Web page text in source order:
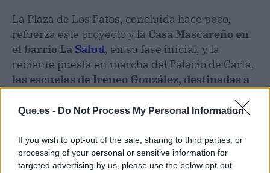
Que.es - Do Not Process My Personal Information
If you wish to opt-out of the sale, sharing to third parties, or
processing of your personal or sensitive information for
targeted advertising by us, please use the below opt-out
La Plaza de Los Patos, concluida hace poco,
refuerza este proyecto y la Casa Mascareño en
el barrio La Salud, en su fase inicial, y la
reciente puesta en marcha del Palacio de Carta,
las escuelas de Ireneo González, destinadas a
el Templo Masónico.